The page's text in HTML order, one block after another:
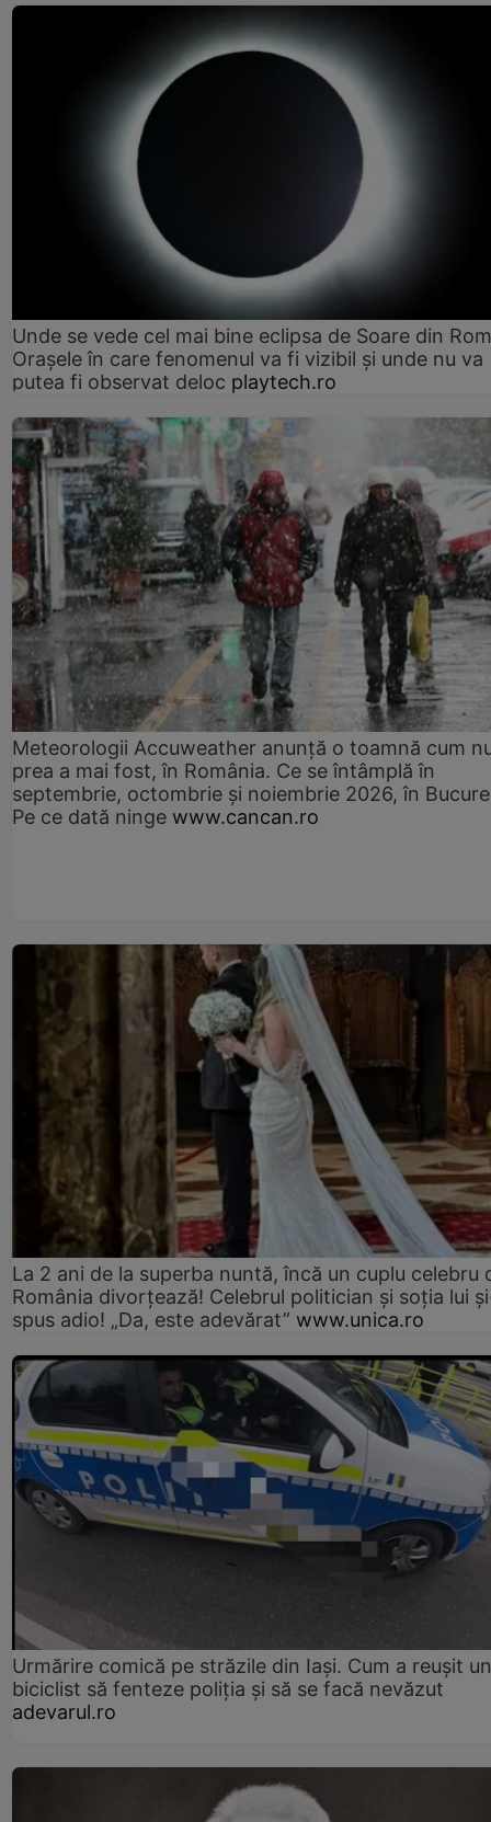
Unde se vede cel mai bine eclipsa de Soare din
Orașele în care fenomenul va fi vizibil și unde nu va
putea fi observat deloc playtech.ro
Meteorologii Accuweather anunță o toamnă cum
prea a mai fost, în România. Ce se întâmplă în
septembrie, octombrie și noiembrie 2026, în
Pe ce dată ninge www.cancan.ro
La 2 ani de la superba nuntă, încă un cuplu celebru
România divorțează! Celebrul politician și soția lui
spus adio! „Da, este adevărat” www.unica.ro
Urmărire comică pe străzile din Iași. Cum a reușit un
biciclist să fenteze poliția și să se facă nevăzut
adevarul.ro